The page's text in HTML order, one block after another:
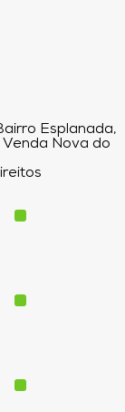
Esplanada,
Venda Nova do